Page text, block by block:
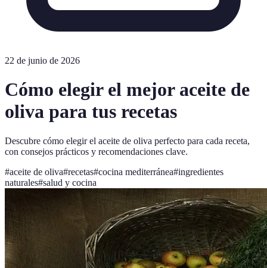
22 de junio de 2026
Cómo elegir el mejor aceite de
oliva para tus recetas
Descubre cómo elegir el aceite de oliva perfecto para cada receta,
con consejos prácticos y recomendaciones clave.
#aceite de oliva#recetas#cocina mediterránea#ingredientes
naturales#salud y cocina